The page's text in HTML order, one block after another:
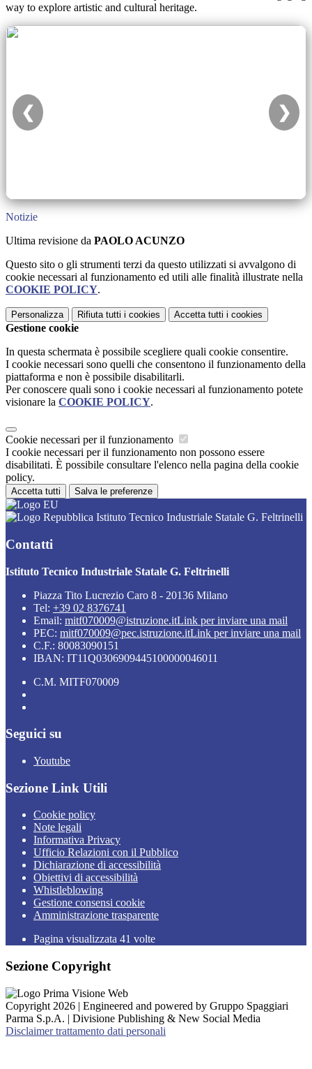
way to explore artistic and cultural heritage.
❮ ❯
Notizie
Ultima revisione da PAOLO ACUNZO
Questo sito o gli strumenti terzi da questo utilizzati si avvalgono di
cookie necessari al funzionamento ed utili alle finalità illustrate nella
COOKIE POLICY.
Personalizza Rifiuta tutti i cookies Accetta tutti i cookies
Gestione cookie
In questa schermata è possibile scegliere quali cookie consentire.
I cookie necessari sono quelli che consentono il funzionamento della
piattaforma e non è possibile disabilitarli.
Per conoscere quali sono i cookie necessari al funzionamento potete
visionare la COOKIE POLICY.
Cookie necessari per il funzionamento
I cookie necessari per il funzionamento non possono essere
disabilitati. È possibile consultare l'elenco nella pagina della cookie
policy.
Accetta tutti Salva le preferenze
Istituto Tecnico Industriale Statale G. Feltrinelli
Contatti
Istituto Tecnico Industriale Statale G. Feltrinelli
Piazza Tito Lucrezio Caro 8 - 20136 Milano
Tel: +39 02 8376741
Email: mitf070009@istruzione.itLink per inviare una mail
PEC: mitf070009@pec.istruzione.itLink per inviare una mail
C.F.: 80083090151
IBAN: IT11Q0306909445100000046011
C.M. MITF070009
Seguici su
Youtube
Sezione Link Utili
Cookie policy
Note legali
Informativa Privacy
Ufficio Relazioni con il Pubblico
Dichiarazione di accessibilità
Obiettivi di accessibilità
Whistleblowing
Gestione consensi cookie
Amministrazione trasparente
Pagina visualizzata 41 volte
Sezione Copyright
Copyright 2026 | Engineered and powered by Gruppo Spaggiari
Parma S.p.A. | Divisione Publishing & New Social Media
Disclaimer trattamento dati personali